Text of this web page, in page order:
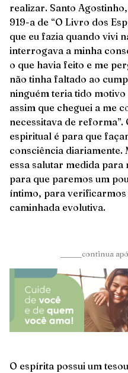
realizar. Santo
919-a de “O Livro dos
que eu fazia quando vivi
interrogava a minha
o que havia feito e me
não tinha faltado ao
ninguém teria tido motivo
assim que cheguei a me
necessitava de reforma”.
espiritual é para que
consciência diariamente.
essa salutar medida
para que paremos um
íntimo, para verificarmos
caminhada evolutiva.
______continua
O espírita possui um